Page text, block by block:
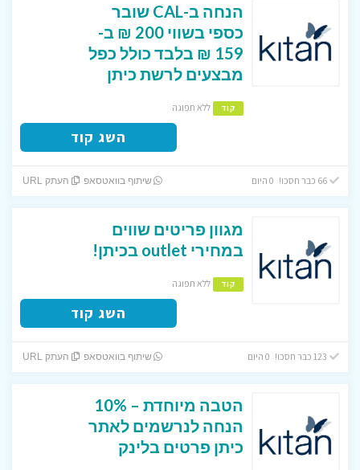
הנחה ב-CAL שובר
כספי בשווי 200 ₪ ב-
159 ₪ בלבד כולל כפל
מבצעים לרשת כיתן
קוד ללא תפוגה
השג קוד
66 כבר חסכו! 0 היום שיתוף בוואטסאפ העתק URL
מגוון פריטים שווים
במחירי outlet בכיתן!
קוד ללא תפוגה
השג קוד
שיתוף בוואטסאפ העתק URL
הטבה מיוחדת – 10%
הנחה לנרשמים לאתר
כיתן פרטים בלינק